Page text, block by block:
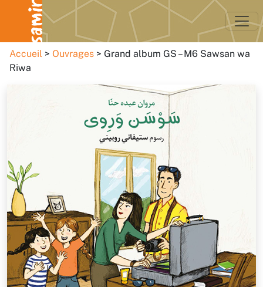
Accueil Ouvrages
Grand album GS – M6 Sawsan wa
Riwa